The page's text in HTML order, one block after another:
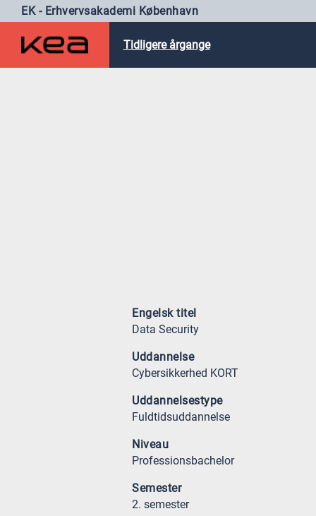
EK - Erhvervsakademi København
Tidligere årgange
Engelsk titel
Data Security
Uddannelse
Cybersikkerhed KORT
Uddannelsestype
Fuldtidsuddannelse
Niveau
Professionsbachelor
Semester
2. semester